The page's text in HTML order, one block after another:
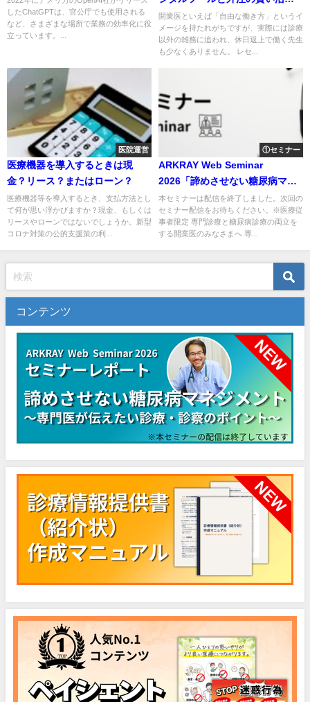
したChatGPTは、官公庁でも使用される
など、さまざまな場所で業務の効率化に役
立っています。...
法
開業医といえば「自由な働き方」というイ
メージを持たれがちですが、実際には診療
以外の雑務に追われ、休日返上で働く先生
も少なくありません。 レセ...
医院運営
医療機器を導入するときは現
金？リース？またはローン？
医療機器等を導入するとき、支払方法とし
て何が思い浮かびますか？現金、もしくは
リースやローンではないでしょうか。新型
コロナ対策の公的支援策の利...
①セミナー
ARKRAY Web Seminar
2026「諦めさせない糖尿病マネ
ジメント ～専門医が伝えたい診
療・診察のポイント～」＜配信
終了＞
本セミナーは配信を終了しました。次回の
セミナー配信をお待ちください。※医療従
事者限定 専門診療と糖尿病診療の両立を
する開業医のみなさまへ 専...
コンテンツ